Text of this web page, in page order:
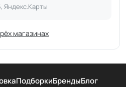
Яндекс.Карты
магазинах
ПодборкиБрендыБлог